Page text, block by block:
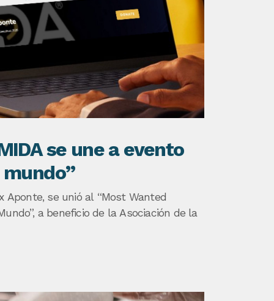
se une a evento
Aponte, se unió al “Most Wanted
a beneficio de la Asociación de la